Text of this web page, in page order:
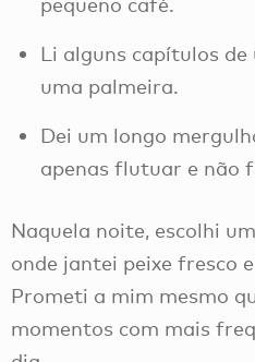
Li alguns capítulos
uma palmeira.
Dei um longo
apenas flutuar e não
Naquela noite, escolhi
onde jantei peixe fresco
Prometi a mim mesmo
momentos com mais